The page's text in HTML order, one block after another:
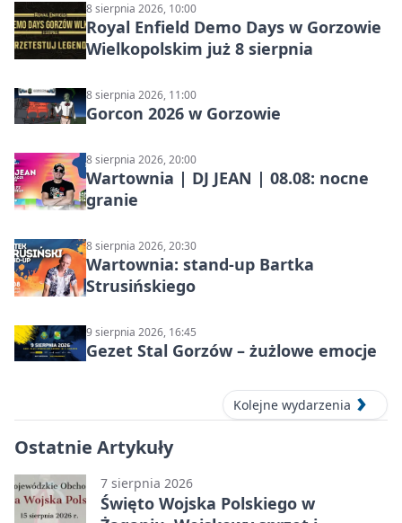
8 sierpnia 2026, 10:00
Royal Enfield Demo Days w Gorzowie
Wielkopolskim już 8 sierpnia
8 sierpnia 2026, 11:00
Gorcon 2026 w Gorzowie
8 sierpnia 2026, 20:00
Wartownia | DJ JEAN | 08.08: nocne
granie
8 sierpnia 2026, 20:30
Wartownia: stand-up Bartka
Strusińskiego
9 sierpnia 2026, 16:45
Gezet Stal Gorzów – żużlowe emocje
Kolejne wydarzenia
Ostatnie Artykuły
7 sierpnia 2026
Święto Wojska Polskiego w